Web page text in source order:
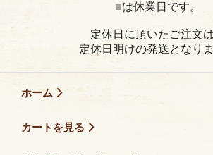
■は休業日です。
定休日に頂いたご注文は
定休日明けの発送となりま
ホーム
カートを見る